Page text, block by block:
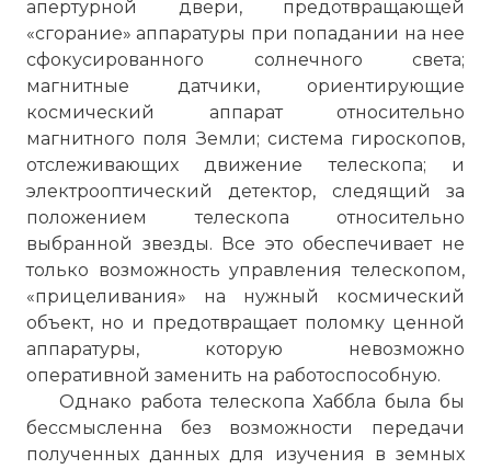
апертурной двери, предотвращающей
«сгорание» аппаратуры при попадании на нее
сфокусированного солнечного света;
магнитные датчики, ориентирующие
космический аппарат относительно
магнитного поля Земли; система гироскопов,
отслеживающих движение телескопа; и
электрооптический детектор, следящий за
положением телескопа относительно
выбранной звезды. Все это обеспечивает не
только возможность управления телескопом,
«прицеливания» на нужный космический
объект, но и предотвращает поломку ценной
аппаратуры, которую невозможно
оперативной заменить на работоспособную.
Однако работа телескопа Хаббла была бы
бессмысленна без возможности передачи
полученных данных для изучения в земных